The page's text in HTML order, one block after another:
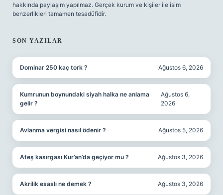
hakkında paylaşım yapılmaz. Gerçek kurum ve kişiler ile isim
benzerlikleri tamamen tesadüfidir.
SON YAZILAR
Dominar 250 kaç tork ? Ağustos 6, 2026
Kumrunun boynundaki siyah halka ne anlama
gelir ?
Ağustos 6,
2026
Avlanma vergisi nasıl ödenir ? Ağustos 5, 2026
Ateş kasırgası Kur’an’da geçiyor mu ? Ağustos 3, 2026
Akrilik esaslı ne demek ? Ağustos 3, 2026